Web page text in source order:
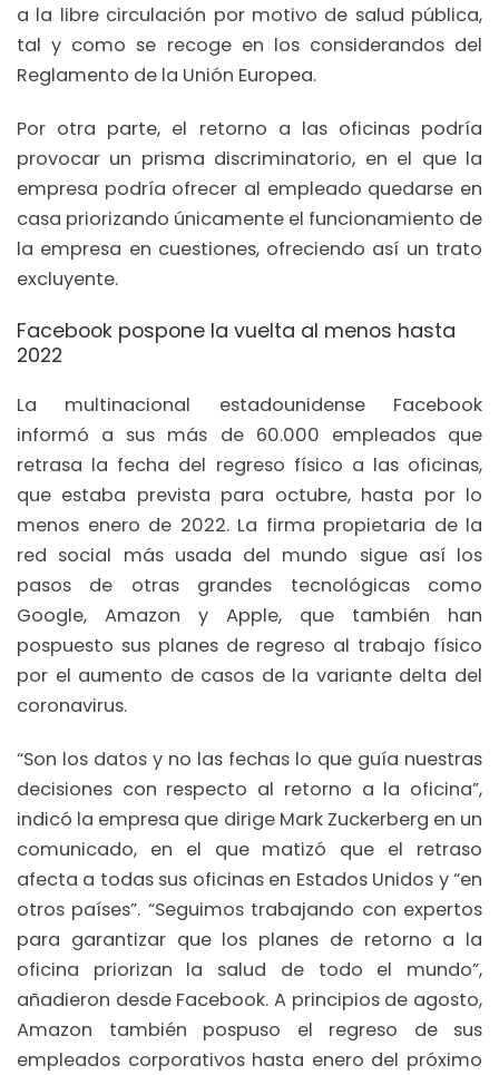
a la libre circulación por motivo de salud pública,
tal y como se recoge en los considerandos del
Reglamento de la Unión Europea.
Por otra parte, el retorno a las oficinas podría
provocar un prisma discriminatorio, en el que la
empresa podría ofrecer al empleado quedarse en
casa priorizando únicamente el funcionamiento de
la empresa en cuestiones, ofreciendo así un trato
excluyente.
Facebook pospone la vuelta al menos hasta
2022
La multinacional estadounidense Facebook
informó a sus más de 60.000 empleados que
retrasa la fecha del regreso físico a las oficinas,
que estaba prevista para octubre, hasta por lo
menos enero de 2022. La firma propietaria de la
red social más usada del mundo sigue así los
pasos de otras grandes tecnológicas como
Google, Amazon y Apple, que también han
pospuesto sus planes de regreso al trabajo físico
por el aumento de casos de la variante delta del
coronavirus.
“Son los datos y no las fechas lo que guía nuestras
decisiones con respecto al retorno a la oficina”,
indicó la empresa que dirige Mark Zuckerberg en un
comunicado, en el que matizó que el retraso
afecta a todas sus oficinas en Estados Unidos y “en
otros países”. “Seguimos trabajando con expertos
para garantizar que los planes de retorno a la
oficina priorizan la salud de todo el mundo”,
añadieron desde Facebook. A principios de agosto,
Amazon también pospuso el regreso de sus
empleados corporativos hasta enero del próximo